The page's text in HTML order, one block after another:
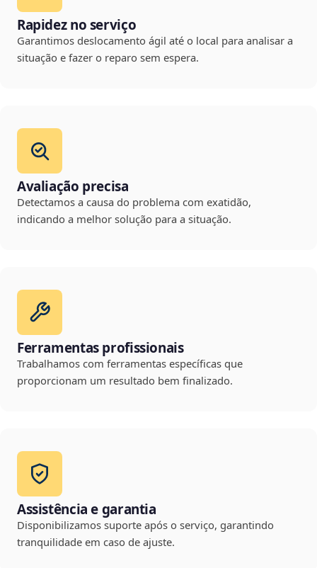
Rapidez no serviço
Garantimos deslocamento ágil até o local para analisar a
situação e fazer o reparo sem espera.
Avaliação precisa
Detectamos a causa do problema com exatidão,
indicando a melhor solução para a situação.
Ferramentas profissionais
Trabalhamos com ferramentas específicas que
proporcionam um resultado bem finalizado.
Assistência e garantia
Disponibilizamos suporte após o serviço, garantindo
tranquilidade em caso de ajuste.